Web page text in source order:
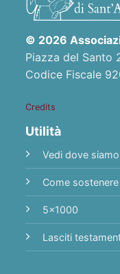
© 2026
Piazza del Santo
Codice Fiscale
Credits
Utilità
Vedi dove siamo
Come sostenere
5x1000
Lasciti